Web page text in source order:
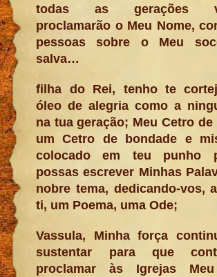
todas as gerações
proclamarão o Meu Nome,
pessoas sobre o Meu
salva…
filha do Rei, tenho te
óleo de alegria como a
na tua geração; Meu Cetro de
um Cetro de bondade e
colocado em teu punho
possas escrever Minhas
nobre tema, dedicando-vos,
ti, um Poema, uma Ode;
Vassula, Minha força
sustentar para que
proclamar às Igrejas